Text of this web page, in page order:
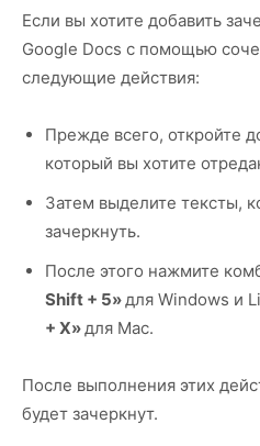
Если вы хотите добавить
Google Docs с помощью
следующие действия:
Прежде всего, откройте
который вы хотите
Затем выделите тексты,
зачеркнуть.
После этого нажмите
Shift + 5» для Windows и
+ X» для Mac.
После выполнения этих
будет зачеркнут.